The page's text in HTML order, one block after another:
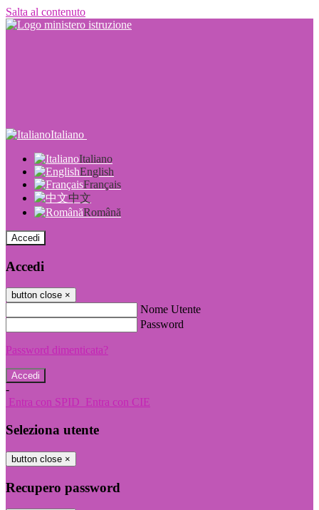
Salta al contenuto
Italiano
Italiano
English
Français
中文
Română
Accedi
Accedi
button close ×
Nome Utente
Password
Password dimenticata?
-
Entra con SPID Entra con CIE
Seleziona utente
button close ×
Recupero password